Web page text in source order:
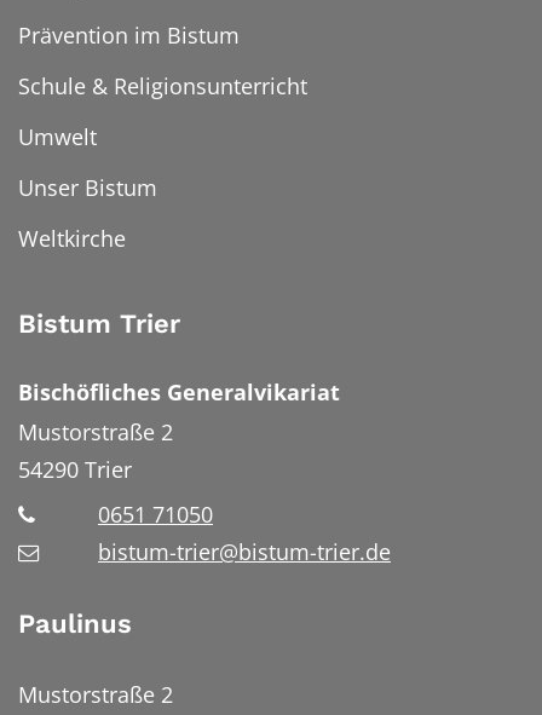
Prävention im Bistum
Schule & Religionsunterricht
Umwelt
Unser Bistum
Weltkirche
Bistum Trier
Bischöfliches Generalvikariat
Mustorstraße 2
54290 Trier
0651 71050
bistum-trier@bistum-trier.de
Paulinus
Mustorstraße 2